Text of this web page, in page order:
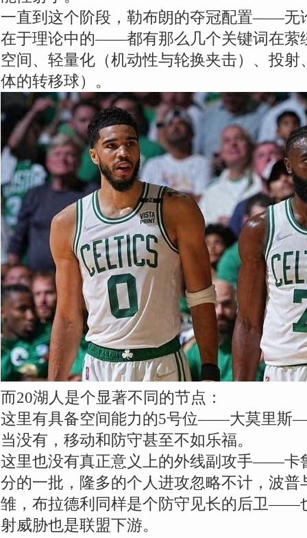
一直到这个阶段，勒布朗的夺冠配置——无
在于理论中的——都有那么几个关键词在萦
空间、轻量化（机动性与轮换夹击）、投
体的转移球）。
而20湖人是个显著不同的节点：
这里有具备空间能力的5号位——大莫里斯
当没有，移动和防守甚至不如乐福。
这里也没有真正意义上的外线副攻手——卡
分的一批，隆多的个人进攻忽略不计，波普
雏，布拉德利同样是个防守见长的后卫——
射威胁也是联盟下游。